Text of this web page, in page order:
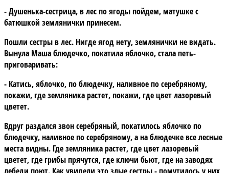
- Душенька-сестрица, в лес по ягоды пойдем, матушке с
батюшкой землянички принесем.
Пошли сестры в лес. Нигде ягод нету, землянички не видать.
Вынула Маша блюдечко, покатила яблочко, стала петь-
приговаривать:
- Катись, яблочко, по блюдечку, наливное по серебряному,
покажи, где земляника растет, покажи, где цвет лазоревый
цветет.
Вдруг раздался звон серебряный, покатилось яблочко по
блюдечку, наливное по серебряному, а на блюдечке все лесные
места видны. Где земляника растет, где цвет лазоревый
цветет, где грибы прячутся, где ключи бьют, где на заводях